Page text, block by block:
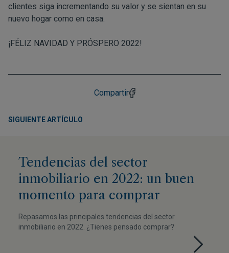
clientes siga incrementando su valor y se sientan en su
nuevo hogar como en casa.
¡FÉLIZ NAVIDAD Y PRÓSPERO 2022!
Compartir
SIGUIENTE ARTÍCULO
Tendencias del sector
inmobiliario en 2022: un buen
momento para comprar
Repasamos las principales tendencias del sector
inmobiliario en 2022. ¿Tienes pensado comprar?